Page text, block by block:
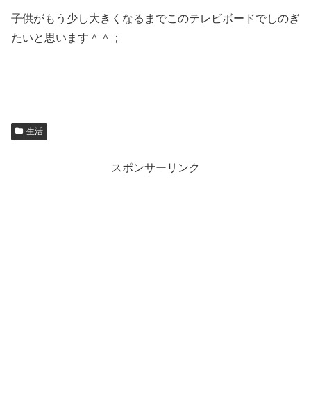
子供がもう少し大きくなるまでこのテレビボードでしのぎ
たいと思います＾＾；
生活
スポンサーリンク